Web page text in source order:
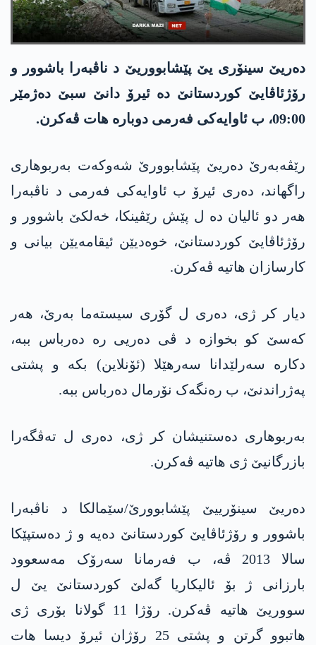
دەریێ سینۆری یێ پێشابووریێ د ناڤبەرا باشوور و
رۆژئاڤایێ کوردستانێ دە ئیرۆ دانێ سبێ دەژمێر
09:00، ب ئاوایەکی فەرمی دوبارە ھات ڤەکرن.
رێڤەبەرێ دەریێ پێشابوورێ شەوکەت بەربوھاری
راگھاند، دەری ئیرۆ ب ئاوایەکی فەرمی د ناڤبەرا
ھەر دو ئالیان دە ل پێش رێڤینکا، خەلکێ باشوور و
رۆژئاڤایێ کوردستانێ، خوەدیێن ئیقامەیێن بیانی و
کارسازان ھاتیە ڤەکرن.
دیار کر ژی، دەری ل گۆری سیستەما بەرێ، ھەر
کەسێ کو بخوازە د ڤی دەریی رە دەرباس ببە،
دکارە سەرلێدانا سەرھێلا (ئۆنلاین) بکە و پشتی
پەژراندنێ، ب رەنگەک نۆرمال دەرباس ببە.
بەربوھاری دەستنیشان کر ژی، دەری ل تەڤگەرا
بازرگانیێ ژی ھاتیە ڤەکرن.
دەریێ سینۆرییێ پێشابوورێ/سێمالکا د ناڤبەرا
باشوور و رۆژئاڤایێ کوردستانێ دەیە و ژ دەستپێکا
سالا 2013 ڤە، ب فەرمانا سەرۆک مەسعوود
بارزانی ژ بۆ ئالیکاریا گەلێ کوردستانێ یێ ل
سووریێ ھاتیە ڤەکرن. رۆژا 11 گولانا بۆری ژی
ھاتبوو گرتن و پشتی 25 رۆژان ئیرۆ دیسا ھات